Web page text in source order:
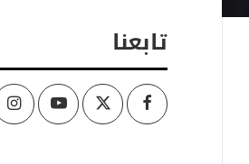
تابعنا
Facebook
Twitter